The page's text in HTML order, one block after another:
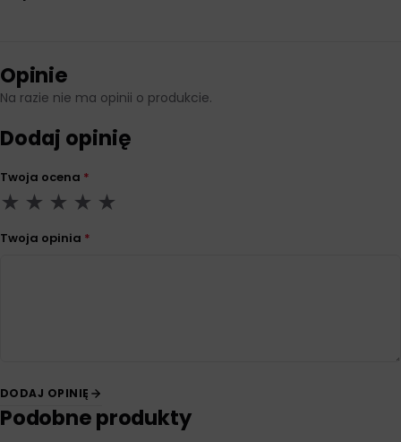
Opinie
Na razie nie ma opinii o produkcie.
Dodaj opinię
Twoja ocena *
Twoja opinia *
DODAJ OPINIĘ
Podobne produkty